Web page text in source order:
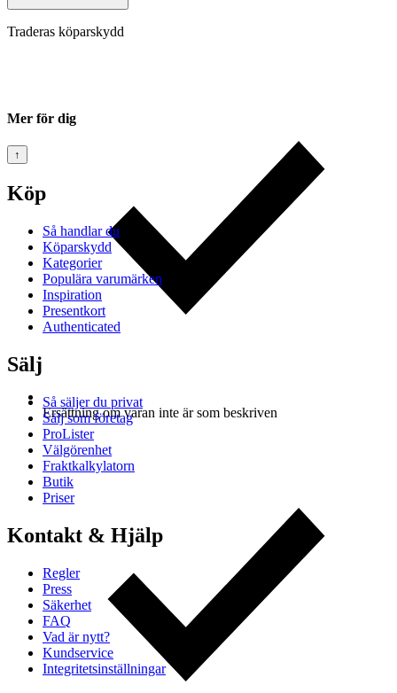
Traderas köparskydd
Ersättning om varan inte är som beskriven
Mer för dig
↑
Köp
Så handlar du
Köparskydd
Kategorier
Populära varumärken
Inspiration
Presentkort
Authenticated
Sälj
Så säljer du privat
Sälj som företag
ProLister
Välgörenhet
Fraktkalkylatorn
Butik
Priser
Kontakt & Hjälp
Regler
Press
Säkerhet
FAQ
Vad är nytt?
Kundservice
Integritetsinställningar